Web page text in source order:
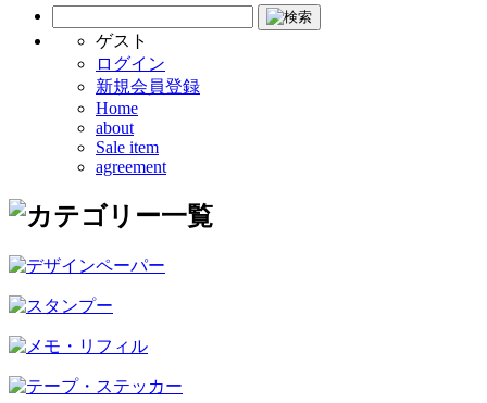
ゲスト
ログイン
新規会員登録
Home
about
Sale item
agreement